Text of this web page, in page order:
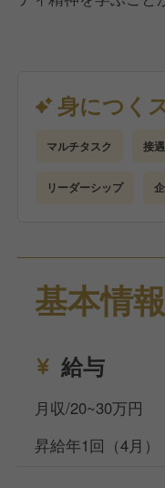
いていただけます。
・チェックインや
・お客様情報の管理
・商品購買管理（
・各種リネン及びア
・共用部全般清掃
ありがとうございま
私達が掲げる目標の
身につく
マルチタスク 接
リーダーシップ
基本情報
給与
月収/20~30万円
昇給年1回（4月）